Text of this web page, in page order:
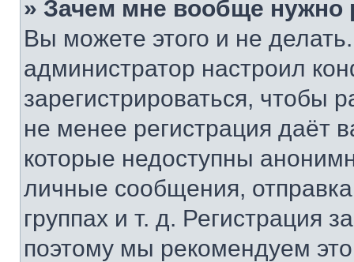
» Зачем мне вообще нужно
Вы можете этого и не
администратор настроил
зарегистрироваться, чтобы
не менее регистрация даёт
которые недоступны
личные сообщения,
группах и т. д. Регистрация
поэтому мы рекомендуем